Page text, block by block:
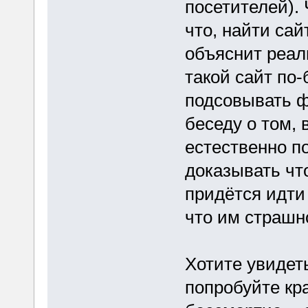
что, найти
объяснит
такой сайт
подсовывать
беседу о том,
естественно
доказывать
придётся
что им
Хотите
попробуйте